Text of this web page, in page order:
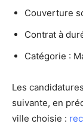
Couverture
Contrat à
Catégorie :
Les
suivante, en
ville choisie :